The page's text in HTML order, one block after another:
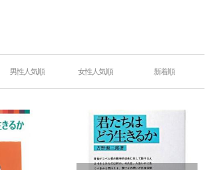
男性人気順 女性人気順 新着順